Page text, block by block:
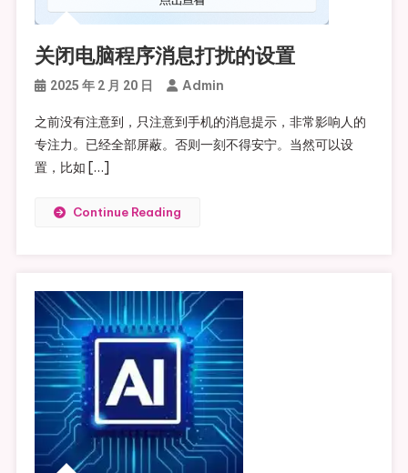
关闭电脑程序消息打扰的设置
2025 年 2 月 20 日 Admin
之前没有注意到，只注意到手机的消息提示，非常影响人的
专注力。已经全部屏蔽。否则一刻不得安宁。当然可以设
置，比如 […]
Continue Reading